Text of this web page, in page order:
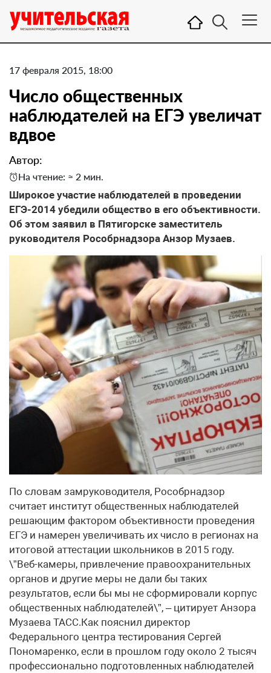
17 февраля 2015, 18:00
Число общественных
наблюдателей на ЕГЭ увеличат
вдвое
Автор:
На чтение: ≈ 2 мин.
Широкое участие наблюдателей в проведении
ЕГЭ-2014 убедили общество в его объективности.
Об этом заявил в Пятигорске заместитель
руководителя Рособрнадзора Анзор Музаев.
По словам замруководителя, Рособрнадзор
считает институт общественных наблюдателей
решающим фактором объективности проведения
ЕГЭ и намерен увеличивать их число в регионах на
итоговой аттестации школьников в 2015 году.
\”Веб-камеры, привлечение правоохранительных
органов и другие меры не дали бы таких
результатов, если бы мы не сформировали корпус
общественных наблюдателей\”, – цитирует Анзора
Музаева ТАСС.Как пояснил директор
Федерального центра тестирования Сергей
Пономаренко, если в прошлом году около 2 тысяч
профессионально подготовленных наблюдателей